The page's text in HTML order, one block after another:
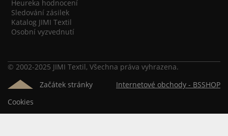
Heureka hodnocení
Sledování zásilek
Katalog JIMI Textil
Osobní vyzvednutí
© 2002-2025 JIMI Textil, Všechna práva vyhrazena.
Začátek stránky
Internetové obchody - BSSHOP
Cookies